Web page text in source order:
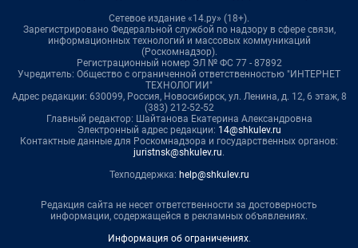
Сетевое издание «14.ру» (18+).
Зарегистрировано Федеральной службой по надзору в сфере связи,
информационных технологий и массовых коммуникаций
(Роскомнадзор).
Регистрационный номер ЭЛ № ФС 77 - 87892
Учредитель: Общество с ограниченной ответственностью "ИНТЕРНЕТ
ТЕХНОЛОГИИ"
Адрес редакции: 630099, Россия, Новосибирск, ул. Ленина, д. 12, 6 этаж, 8
(383) 212-52-52
Главный редактор: Шайтанова Екатерина Александровна
Электронный адрес редакции: 14@shkulev.ru
Контактные данные для Роскомнадзора и государственных органов:
juristnsk@shkulev.ru.
Техподдержка: help@shkulev.ru
Редакция сайта не несет ответственности за достоверность
информации, содержащейся в рекламных объявлениях.
Информация об ограничениях.